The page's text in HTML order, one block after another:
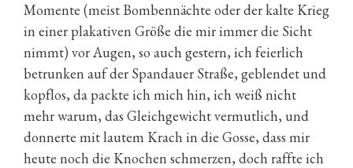
Momente (meist Bombennächte oder der kalte Krieg
in einer plakativen Größe die mir immer die Sicht
nimmt) vor Augen, so auch gestern, ich feierlich
betrunken auf der Spandauer Straße, geblendet und
kopflos, da packte ich mich hin, ich weiß nicht
mehr warum, das Gleichgewicht vermutlich, und
donnerte mit lautem Krach in die Gosse, dass mir
heute noch die Knochen schmerzen, doch raffte ich